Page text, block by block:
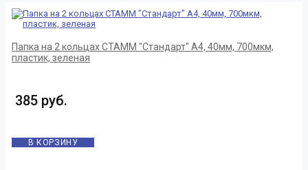
Папка на 2 кольцах СТАММ "Стандарт" А4, 40мм, 700мкм,
пластик, зеленая
385 руб.
В КОРЗИНУ